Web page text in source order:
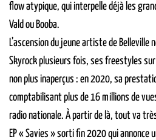
flow atypique, qui interpelle déjà les
Vald ou Booba.
L’ascension du jeune artiste de Belleville
Skyrock plusieurs fois, ses freestyles
non plus inaperçus : en 2020, sa
comptabilisant plus de 16 millions de
radio nationale. À partir de là, tout va
EP « Savies » sorti fin 2020 qui